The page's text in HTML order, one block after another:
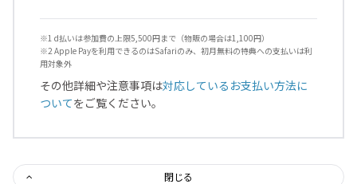
※1 d払いは参加費の上限5,500円まで（物販の場合は1,100円）
※2 Apple Payを利用できるのはSafariのみ、初月無料の特典への支払いは利
用対象外
その他詳細や注意事項は対応しているお支払い方法に
ついてをご覧ください。
閉じる